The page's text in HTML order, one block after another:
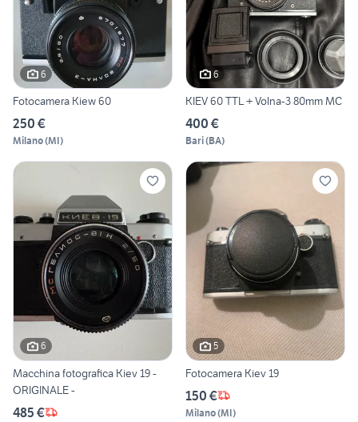
6
Fotocamera Kiew 60
250 €
Milano(MI)
6
KIEV 60 TTL + Volna-3 80mm MC
400 €
Bari(BA)
6
Macchina fotografica Kiev 19 -
ORIGINALE -
485 €
5
Fotocamera Kiev 19
150 €
Milano(MI)